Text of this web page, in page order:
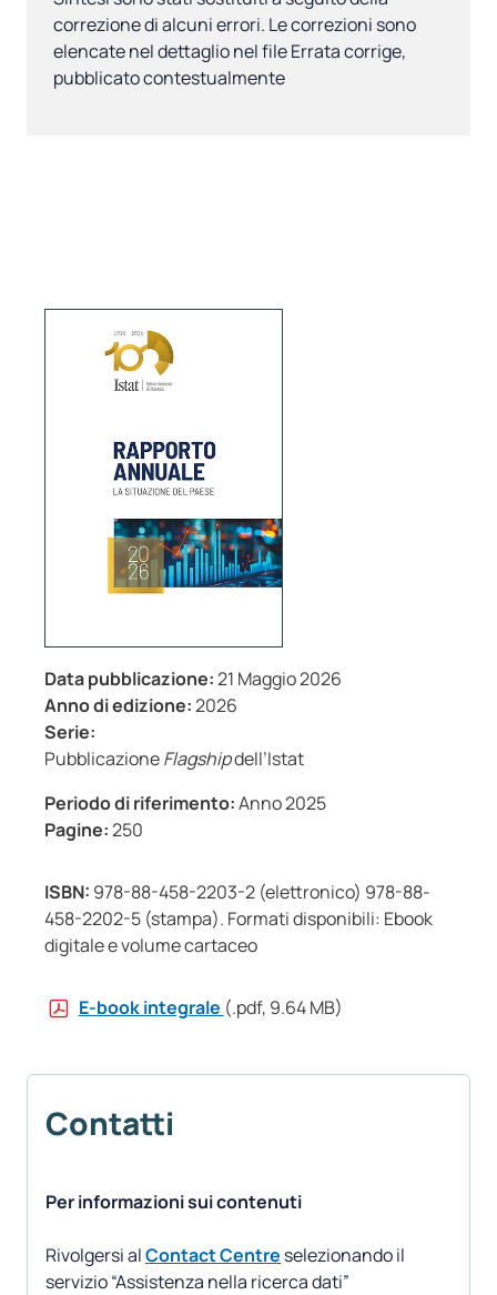
Data pubblicazione:21 Maggio 2026
Anno di edizione:2026
Serie:
PubblicazioneFlagshipdell’Istat
Periodo di riferimento:Anno 2025
Pagine:250
ISBN: 978-88-458-2203-2 (elettronico) 978-88-
458-2202-5 (stampa). Formati disponibili: Ebook
digitale e volume cartaceo
E-book integrale (.pdf, 9.64 MB)
Contatti
Per informazioni sui contenuti
Rivolgersi alContact Centre selezionando il
servizio “Assistenza nella ricerca dati”
correzione di alcuni errori. Le correzioni sono
elencate nel dettaglio nel file Errata corrige,
pubblicato contestualmente